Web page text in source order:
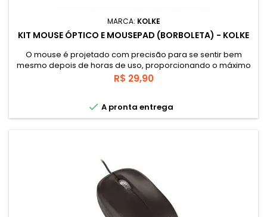
MARCA: KOLKE
KIT MOUSE ÓPTICO E MOUSEPAD (BORBOLETA) - KOLKE
O mouse é projetado com precisão para se sentir bem
mesmo depois de horas de uso, proporcionando o máximo
conforto. Mouse Pad é impermeável, com superfície de
pano processado , para melhorar o deslizamento do
Preço
R$ 29,90
 A pronta entrega